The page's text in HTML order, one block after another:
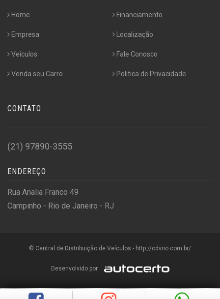
Home
Empresa
Veículos
Venda seu Carro
Financiamento
Localização
Fale Conosco
Politica de Privacidade
CONTATO
(21) 97890-3555
ENDEREÇO
Rua Analia Franco 49
Campinho - Rio de Janeiro - RJ
© Central de Distribuição de Veículos - http://cdvrio.com.br/
Desenvolvido por